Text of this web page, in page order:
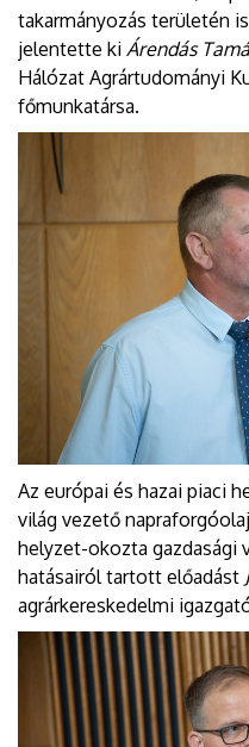
takarmányozás területén
jelentette ki Árendás
Hálózat Agrártudományi
főmunkatársa.
Az európai és hazai piaci
világ vezető
helyzet-okozta gazdasági
hatásairól tartott előadást
agrárkereskedelmi